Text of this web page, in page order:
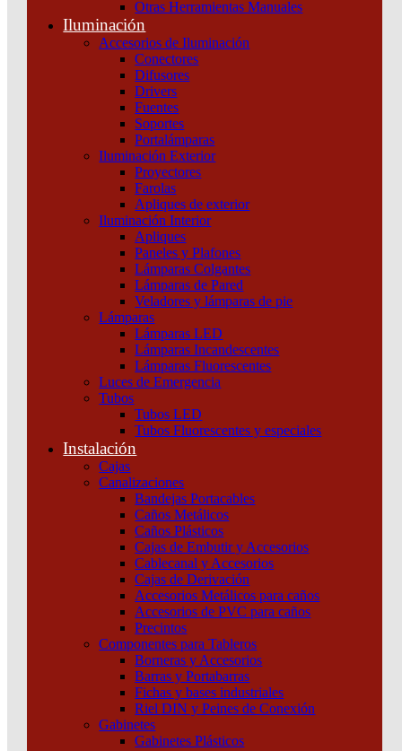
Otras Herramientas Manuales
Iluminación
Accesorios de Iluminación
Conectores
Difusores
Drivers
Fuentes
Soportes
Portalámparas
Iluminación Exterior
Proyectores
Farolas
Apliques de exterior
Iluminación Interior
Apliques
Paneles y Plafones
Lámparas Colgantes
Lámparas de Pared
Veladores y lámparas de pie
Lámparas
Lámparas LED
Lámparas Incandescentes
Lámparas Fluorescentes
Luces de Emergencia
Tubos
Tubos LED
Tubos Fluorescentes y especiales
Instalación
Cajas
Canalizaciones
Bandejas Portacables
Caños Metálicos
Caños Plásticos
Cajas de Embutir y Accesorios
Cablecanal y Accesorios
Cajas de Derivación
Accesorios Metálicos para caños
Accesorios de PVC para caños
Precintos
Componentes para Tableros
Borneras y Accesorios
Barras y Portabarras
Fichas y bases industriales
Riel DIN y Peines de Conexión
Gabinetes
Gabinetes Plásticos
Productos relacionados